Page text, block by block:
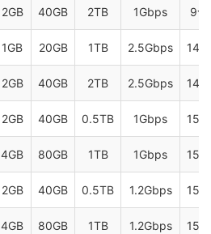
2GB 40GB 2TB 1Gbps 9个
1GB 20GB 1TB 2.5Gbps 14个
2GB 40GB 2TB 2.5Gbps 14个
2GB 40GB 0.5TB 1Gbps 15个
4GB 80GB 1TB 1Gbps 15个
2GB 40GB 0.5TB 1.2Gbps 15个
4GB 80GB 1TB 1.2Gbps 15个